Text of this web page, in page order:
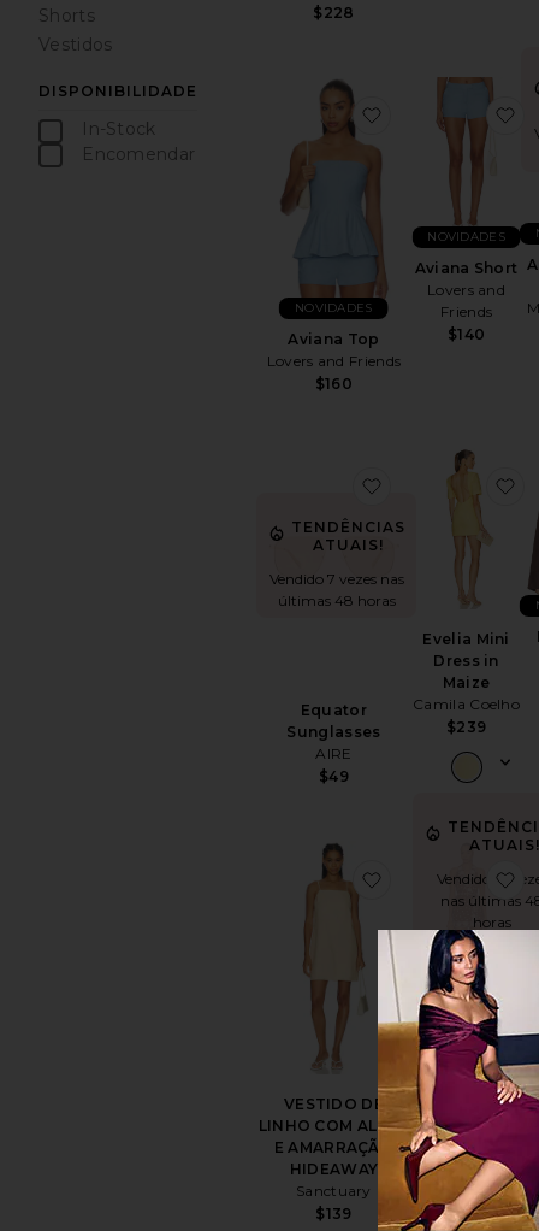
Shorts
Vestidos
DISPONIBILIDADE
In-Stock
peças favoritas
Encomendar
peças favoritas
$228
Aviana Top
Lovers and Friends
$160
NOVIDADES
favoritoAviana Top
Aviana Short
Lovers and
Friends
$140
NOVIDADES
TENDÊNCIAS
ATUAIS!
Vendido 7 vezes nas
últimas 48 horas
Equator
Sunglasses
AIRE
$49
favoritoEquator
Evelia Mini
Dress in
Maize
Camila Coelho
$239
VESTIDO DE
LINHO COM ALÇAS
E AMARRAÇÃO
HIDEAWAY
Sanctuary
$139
ATUAIS!
Vendido 13
nas últimas
horas
Jenna Mini
Dress
Show Me Your
$168
MAIS VENDIDOS